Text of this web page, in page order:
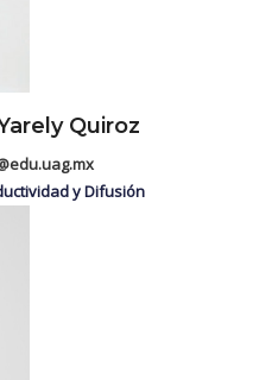
Quiroz
y Difusión